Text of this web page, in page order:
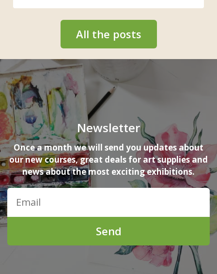
All the posts
Newsletter
Once a month we will send you updates about
our new courses, great deals for art supplies and
news about the most exciting exhibitions.
Send